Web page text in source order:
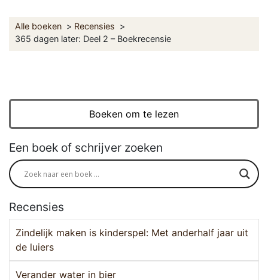
Alle boeken
Recensies
365 dagen later: Deel 2 – Boekrecensie
Boeken om te lezen
Een boek of schrijver zoeken
Recensies
Zindelijk maken is kinderspel: Met anderhalf jaar uit
de luiers
Verander water in bier